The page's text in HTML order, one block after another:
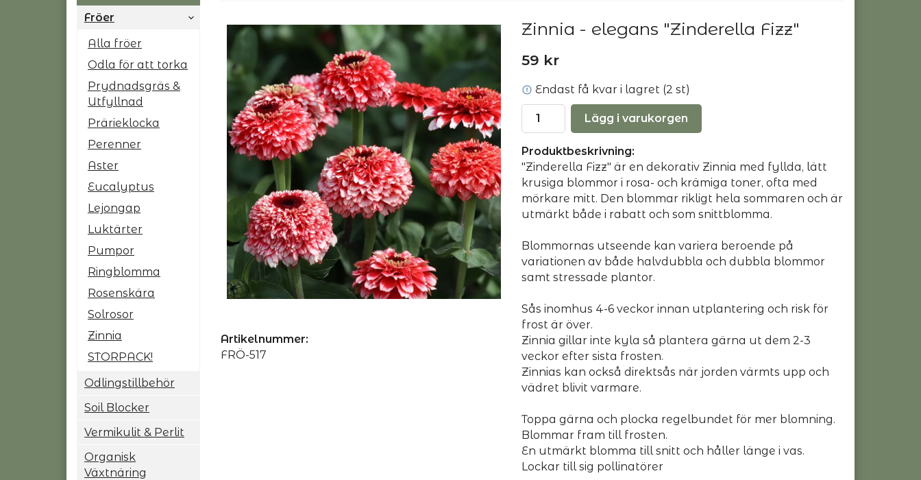
Fröer
Alla fröer
Odla för att torka
Prydnadsgräs &
Utfyllnad
Prärieklocka
Perenner
Aster
Eucalyptus
Lejongap
Luktärter
Pumpor
Ringblomma
Rosenskära
Solrosor
Zinnia
STORPACK!
Odlingstillbehör
Soil Blocker
Vermikulit & Perlit
Organisk
Växtnäring
Zinnia - elegans "Zinderella Fizz"
59 kr
Endast få kvar i lagret (2 st)
Lägg i varukorgen
Produktbeskrivning:
"Zinderella Fizz" är en dekorativ Zinnia med fyllda, lätt
krusiga blommor i rosa- och krämiga toner, ofta med
mörkare mitt. Den blommar rikligt hela sommaren och är
utmärkt både i rabatt och som snittblomma.
Blommornas utseende kan variera beroende på
variationen av både halvdubbla och dubbla blommor
samt stressade plantor.
Sås inomhus 4-6 veckor innan utplantering och risk för
frost är över.
Zinnia gillar inte kyla så plantera gärna ut dem 2-3
veckor efter sista frosten.
Zinnias kan också direktsås när jorden värmts upp och
vädret blivit varmare.
Toppa gärna och plocka regelbundet för mer blomning.
Blommar fram till frosten.
En utmärkt blomma till snitt och håller länge i vas.
Lockar till sig pollinatörer
Artikelnummer:
FRÖ-517